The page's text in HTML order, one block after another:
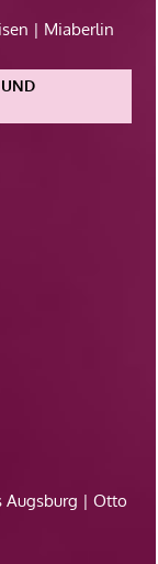
| Miaberlin
Augsburg | Otto